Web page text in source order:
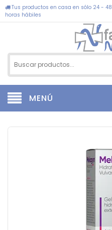
Tus productos en casa en sólo 24 - 48
horas hábiles
MENÚ